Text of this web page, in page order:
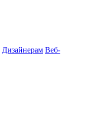
Дизайнерам Веб-